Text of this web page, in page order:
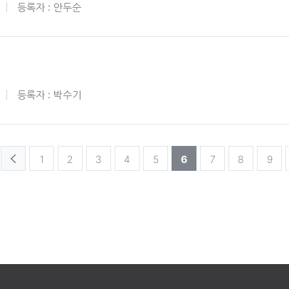
등록자 : 안두순
등록자 : 박수기
1 2 3 4 5 6 7 8 9